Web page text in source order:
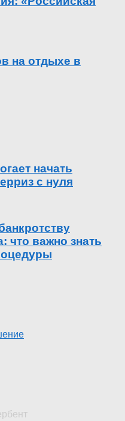
на отдыхе в
начать
с нуля
что важно знать